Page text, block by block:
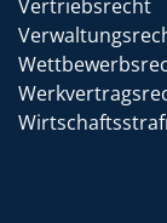
Vertriebsrecht